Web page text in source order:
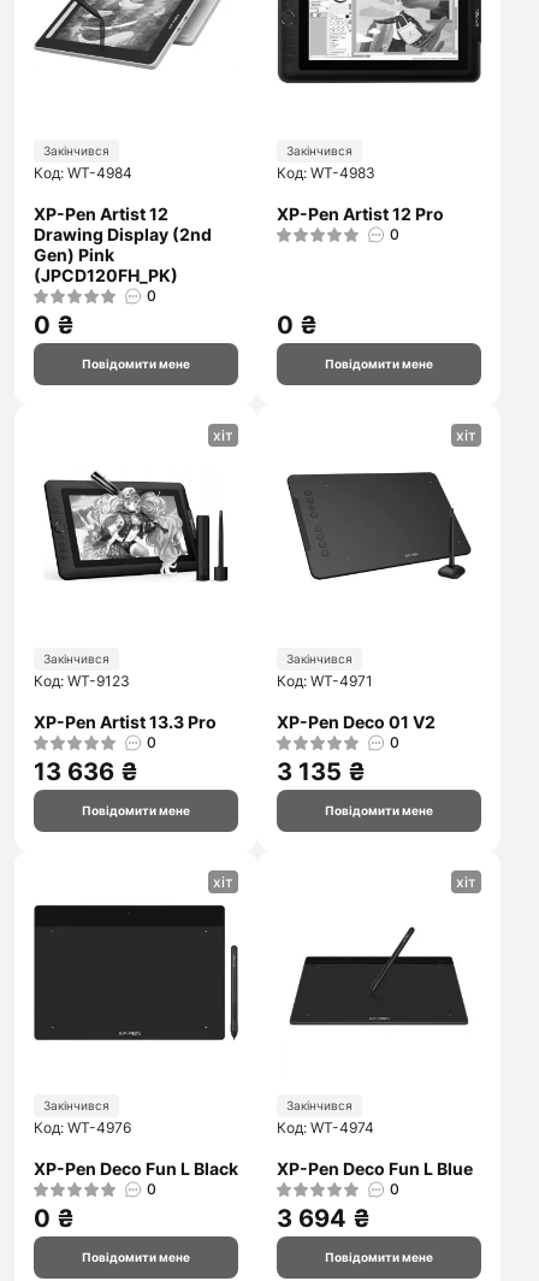
Закінчився
Код: WT-4984
XP-Pen Artist 12
Drawing Display (2nd
Gen) Pink
(JPCD120FH_PK)
0
0 ₴
Повідомити мене
Закінчився
Код: WT-4983
XP-Pen Artist 12 Pro
0
0 ₴
Повідомити мене
хіт
Закінчився
Код: WT-9123
XP-Pen Artist 13.3 Pro
0
13 636 ₴
Повідомити мене
хіт
Закінчився
Код: WT-4971
XP-Pen Deco 01 V2
0
3 135 ₴
Повідомити мене
хіт
Закінчився
Код: WT-4976
XP-Pen Deco Fun L Black
0
0 ₴
Повідомити мене
хіт
Закінчився
Код: WT-4974
XP-Pen Deco Fun L Blue
0
3 694 ₴
Повідомити мене